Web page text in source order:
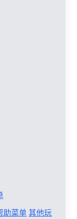
助菜单其他玩